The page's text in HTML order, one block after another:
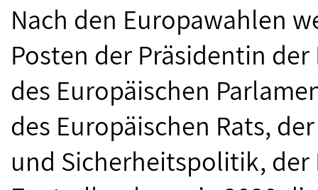
Nach den Europawahlen
Posten der Präsidentin
des Europäischen
des Europäischen Rats,
und Sicherheitspolitik,